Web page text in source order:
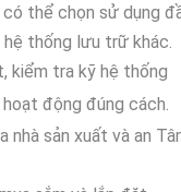
thể chọn sử dụng
thống lưu trữ khác.
kiểm tra kỹ hệ thống
hoạt động đúng cách.
nhà sản xuất và an